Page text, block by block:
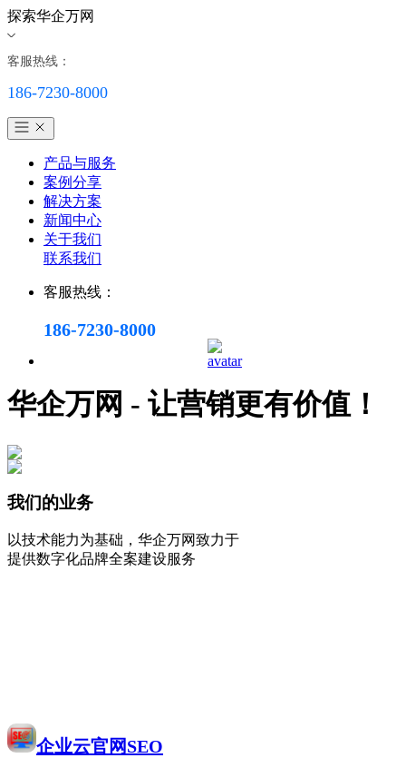
探索华企万网
客服热线：
186-7230-8000
产品与服务
案例分享
解决方案
新闻中心
关于我们
联系我们
客服热线：
186-7230-8000
华企万网 - 让营销更有价值！
我们的业务
以技术能力为基础，华企万网致力于
提供数字化品牌全案建设服务
企业云官网SEO